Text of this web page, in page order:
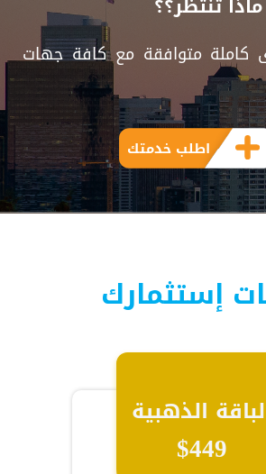
كاملة متوافقة مع كافة جهات
اطلب خدمتك
إستثمارك
الذهبية
$449